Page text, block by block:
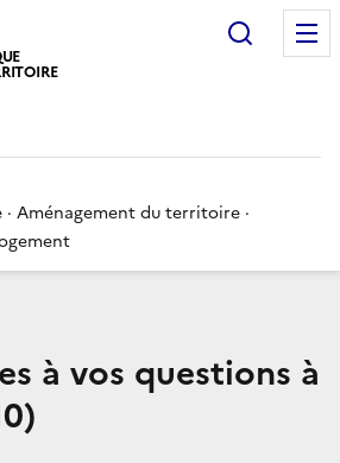
Aménagement du territoire ·
à vos questions à